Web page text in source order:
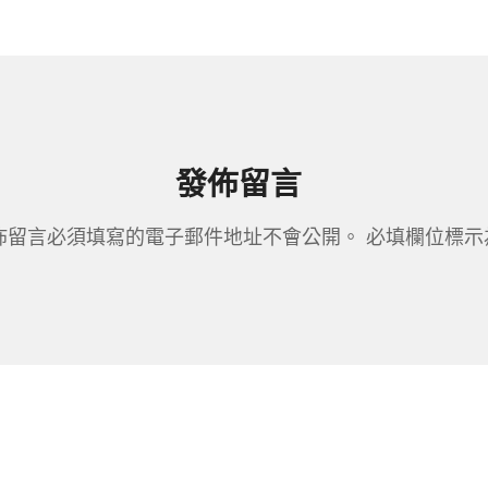
發佈留言
留言必須填寫的電子郵件地址不會公開。 必填欄位標